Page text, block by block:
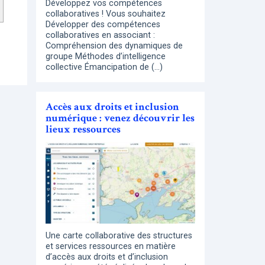
Développez vos compétences
collaboratives ! Vous souhaitez
Développer des compétences
collaboratives en associant :
Compréhension des dynamiques de
groupe Méthodes d’intelligence
collective Émancipation de (…)
Accès aux droits et inclusion
numérique : venez découvrir les
lieux ressources
Une carte collaborative des structures
et services ressources en matière
d’accès aux droits et d’inclusion